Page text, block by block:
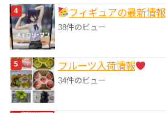
フィギュアの最新情報
38件のビュー
フルーツ入荷情報
34件のビュー